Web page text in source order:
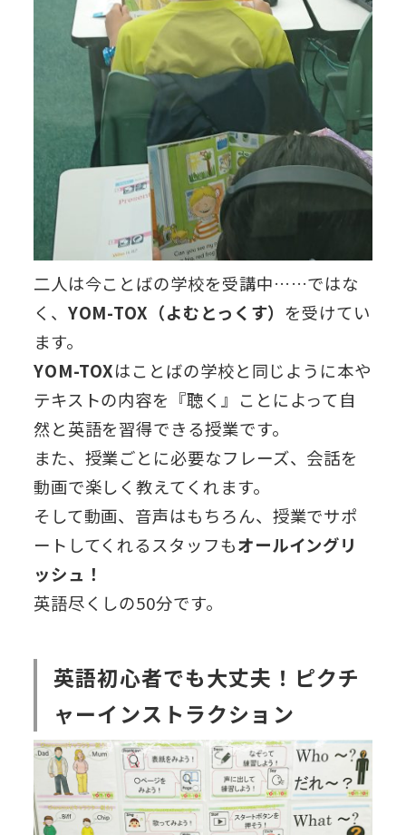
二人は今ことばの学校を受講中……ではな
く、 YOM-TOX（よむとっくす） を受けてい
ます。
YOM-TOXはことばの学校と同じように本や
テキストの内容を『聴く』ことによって自
然と英語を習得できる授業です。
また、授業ごとに必要なフレーズ、会話を
動画で楽しく教えてくれます。
そして動画、音声はもちろん、授業でサポ
ートしてくれるスタッフもオールイングリ
ッシュ！
英語尽くしの50分です。
英語初心者でも大丈夫！ピクチ
ャーインストラクション